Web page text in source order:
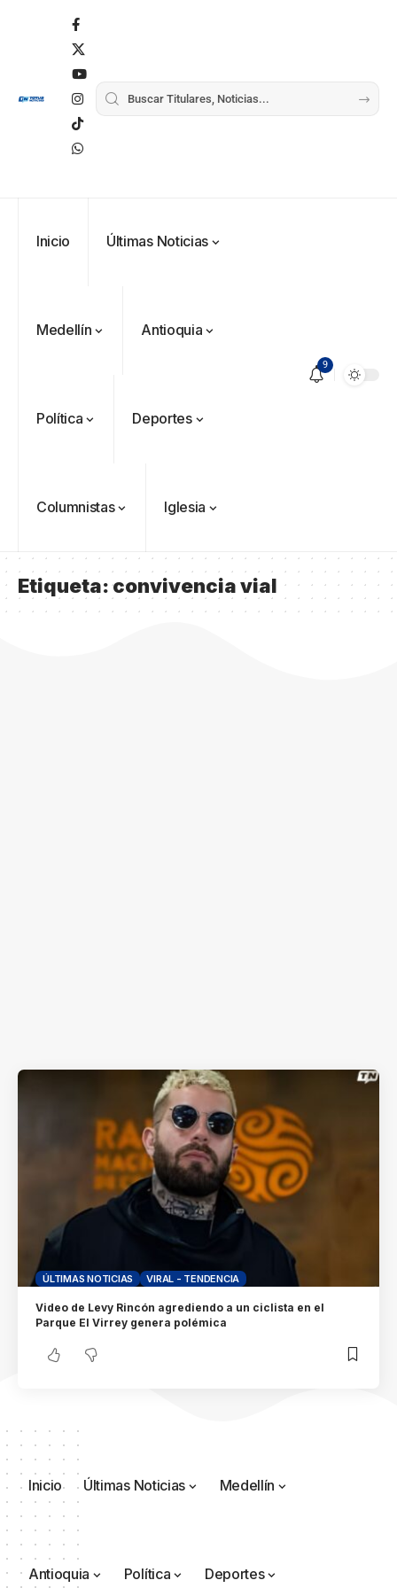
Inicio Últimas Noticias
Medellín Antioquia
Política Deportes
Columnistas Iglesia
9
Etiqueta:convivencia vial
ÚLTIMAS NOTICIAS VIRAL - TENDENCIA
Video de Levy Rincón agrediendo a un ciclista en el
Parque El Virrey genera polémica
Inicio Últimas Noticias Medellín
Antioquia Política Deportes